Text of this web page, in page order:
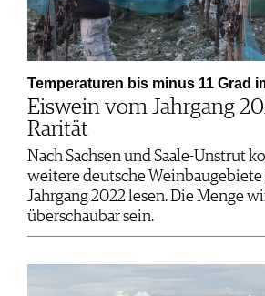
Temperaturen bis minus 11 Grad
Eiswein vom Jahrgang
Rarität
Nach Sachsen und Saale-Unstrut
weitere deutsche
Jahrgang 2022 lesen. Die Menge
überschaubar sein.